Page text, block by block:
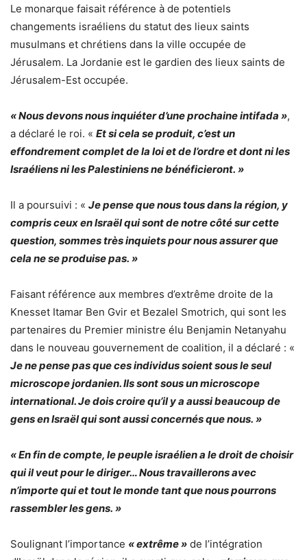
Le monarque faisait référence à de potentiels
changements israéliens du statut des lieux saints
musulmans et chrétiens dans la ville occupée de
Jérusalem. La Jordanie est le gardien des lieux saints de
Jérusalem-Est occupée.
« Nous devons nous inquiéter d’une prochaine intifada »,
a déclaré le roi. « Et si cela se produit, c’est un
effondrement complet de la loi et de l’ordre et dont ni les
Israéliens ni les Palestiniens ne bénéficieront. »
Il a poursuivi : « Je pense que nous tous dans la région, y
compris ceux en Israël qui sont de notre côté sur cette
question, sommes très inquiets pour nous assurer que
cela ne se produise pas. »
Faisant référence aux membres d’extrême droite de la
Knesset Itamar Ben Gvir et Bezalel Smotrich, qui sont les
partenaires du Premier ministre élu Benjamin Netanyahu
dans le nouveau gouvernement de coalition, il a déclaré : «
Je ne pense pas que ces individus soient sous le seul
microscope jordanien. Ils sont sous un microscope
international. Je dois croire qu’il y a aussi beaucoup de
gens en Israël qui sont aussi concernés que nous. »
« En fin de compte, le peuple israélien a le droit de choisir
qui il veut pour le diriger… Nous travaillerons avec
n’importe qui et tout le monde tant que nous pourrons
rassembler les gens. »
Soulignant l’importance « extrême » de l’intégration